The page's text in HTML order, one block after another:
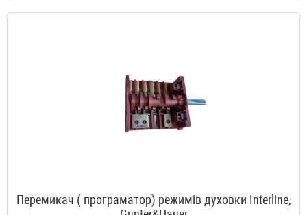
Перемикач ( програматор) режимів духовки Interline,